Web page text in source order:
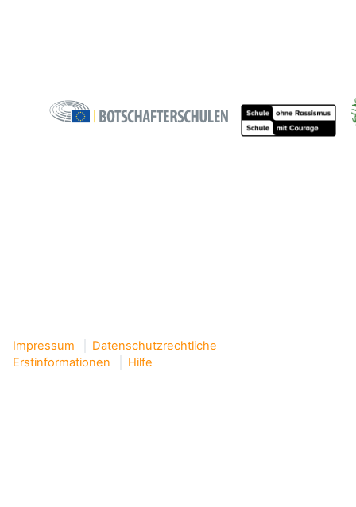
Impressum
Datenschutzrechtliche
Erstinformationen
Hilfe